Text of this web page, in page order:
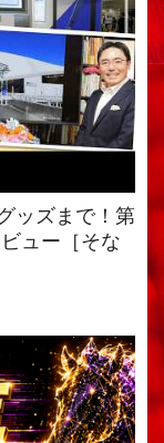
ッズまで！第
ュー［そな